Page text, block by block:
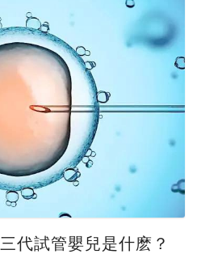
代試管嬰兒是什麽？